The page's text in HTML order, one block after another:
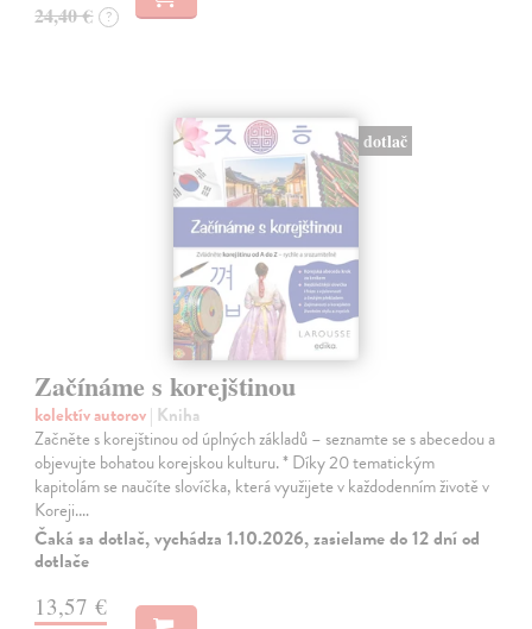
24,40 € ?
dotlač
Začínáme s korejštinou
kolektív autorov| Kniha
Začněte s korejštinou od úplných základů – seznamte se s abecedou a
objevujte bohatou korejskou kulturu. * Díky 20 tematickým
kapitolám se naučíte slovíčka, která využijete v každodenním životě v
Koreji.…
Čaká sa dotlač, vychádza 1.10.2026, zasielame do 12 dní od
dotlače
13,57 €